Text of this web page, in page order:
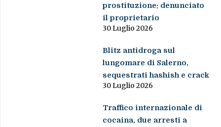
prostituzione: denunciato
il proprietario
30 Luglio 2026
Blitz antidroga sul
lungomare di Salerno,
sequestrati hashish e crack
30 Luglio 2026
Traffico internazionale di
cocaina, due arresti a